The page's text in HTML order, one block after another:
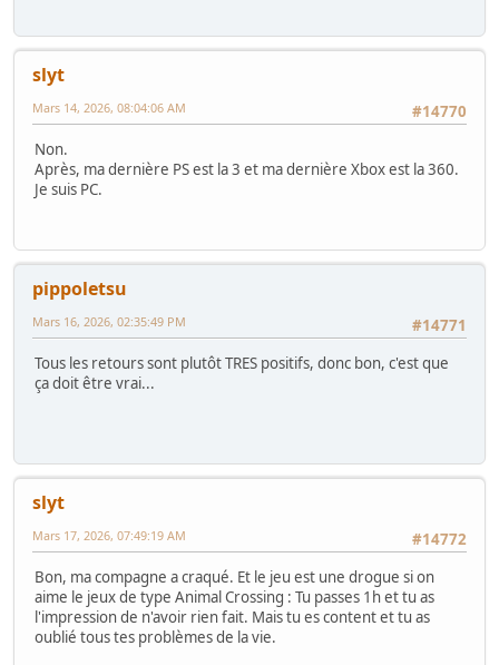
slyt
#14770
Mars 14, 2026, 08:04:06 AM
Non.
Après, ma dernière PS est la 3 et ma dernière Xbox est la 360.
Je suis PC.
pippoletsu
#14771
Mars 16, 2026, 02:35:49 PM
Tous les retours sont plutôt TRES positifs, donc bon, c'est que
ça doit être vrai...
slyt
#14772
Mars 17, 2026, 07:49:19 AM
Bon, ma compagne a craqué. Et le jeu est une drogue si on
aime le jeux de type Animal Crossing : Tu passes 1h et tu as
l'impression de n'avoir rien fait. Mais tu es content et tu as
oublié tous tes problèmes de la vie.